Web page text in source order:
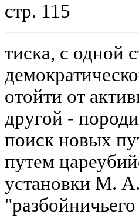
стр. 115
тиска, с одной
отойти от
другой -
поиск новых
путем
установки М.